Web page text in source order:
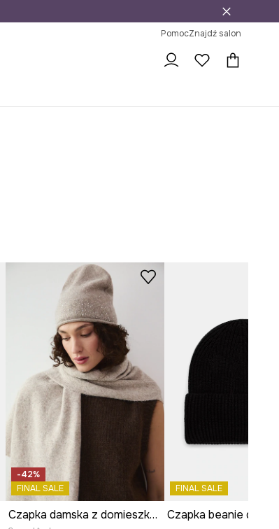
PomocZnajdź salon
-42%
FINAL SALE
Czapka damska z domieszką wełny z kryształkami
FINAL SALE